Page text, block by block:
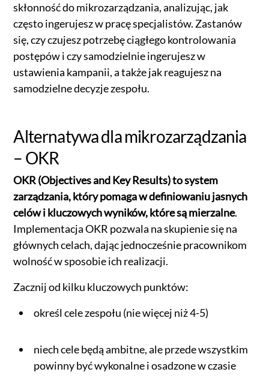
skłonność do mikrozarządzania, analizując, jak
często ingerujesz w pracę specjalistów. Zastanów
się, czy czujesz potrzebę ciągłego kontrolowania
postępów i czy samodzielnie ingerujesz w
ustawienia kampanii, a także jak reagujesz na
samodzielne decyzje zespołu.
Alternatywa dla mikrozarządzania
– OKR
OKR (Objectives and Key Results) to system
zarządzania, który pomaga w definiowaniu jasnych
celów i kluczowych wyników, które są mierzalne.
Implementacja OKR pozwala na skupienie się na
głównych celach, dając jednocześnie pracownikom
wolność w sposobie ich realizacji.
Zacznij od kilku kluczowych punktów:
określ cele zespołu (nie więcej niż 4-5)
niech cele będą ambitne, ale przede wszystkim
powinny być wykonalne i osadzone w czasie